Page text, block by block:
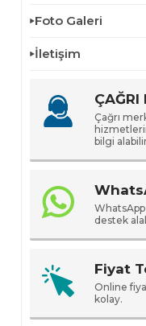
Foto Galeri
İletişim
ÇAĞRI
Çağrı
bilgi
destek
Fiyat
Online
kolay.